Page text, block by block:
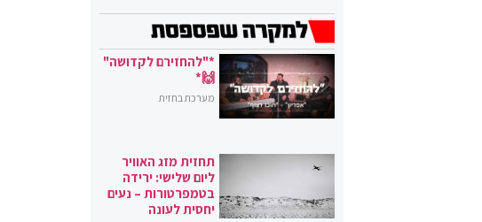
*"להחזירם לקדושה"
🙌*
מערכת בחזית
תחזית מזג האוויר
ליום שלישי: ירידה
בטמפרטורות – נעים
יחסית לעונה